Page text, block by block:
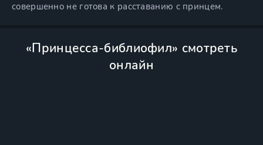
совершенно не готова к расставанию с принцем.
«Принцесса-библиофил» смотреть
онлайн